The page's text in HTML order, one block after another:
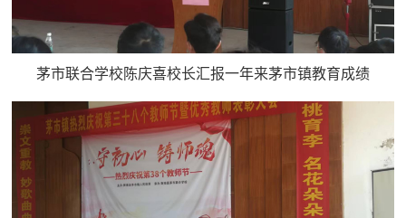
茅市联合学校陈庆喜校长汇报一年来茅市镇教育成绩